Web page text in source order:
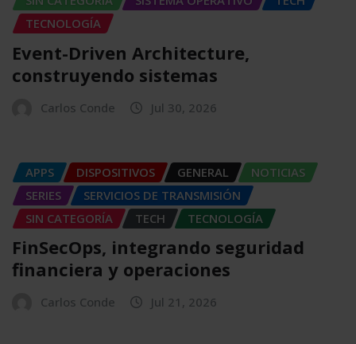
TECNOLOGÍA
Event-Driven Architecture,
construyendo sistemas
Carlos Conde Jul 30, 2026
APPS DISPOSITIVOS GENERAL
NOTICIAS
SERIES
SERVICIOS DE TRANSMISIÓN
SIN CATEGORÍA
TECH TECNOLOGÍA
FinSecOps, integrando seguridad
financiera y operaciones
Carlos Conde Jul 21, 2026